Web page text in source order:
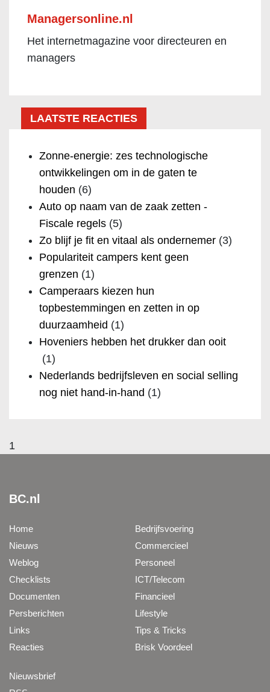
Managersonline.nl
Het internetmagazine voor directeuren en
managers
LAATSTE REACTIES
Zonne-energie: zes technologische
ontwikkelingen om in de gaten te
houden (6)
Auto op naam van de zaak zetten -
Fiscale regels (5)
Zo blijf je fit en vitaal als ondernemer (3)
Populariteit campers kent geen
grenzen (1)
Camperaars kiezen hun
topbestemmingen en zetten in op
duurzaamheid (1)
Hoveniers hebben het drukker dan ooit
(1)
Nederlands bedrijfsleven en social selling
nog niet hand-in-hand (1)
1
BC.nl
Home
Nieuws
Weblog
Checklists
Documenten
Persberichten
Links
Reacties
Bedrijfsvoering
Commercieel
Personeel
ICT/Telecom
Financieel
Lifestyle
Tips & Tricks
Brisk Voordeel
Nieuwsbrief